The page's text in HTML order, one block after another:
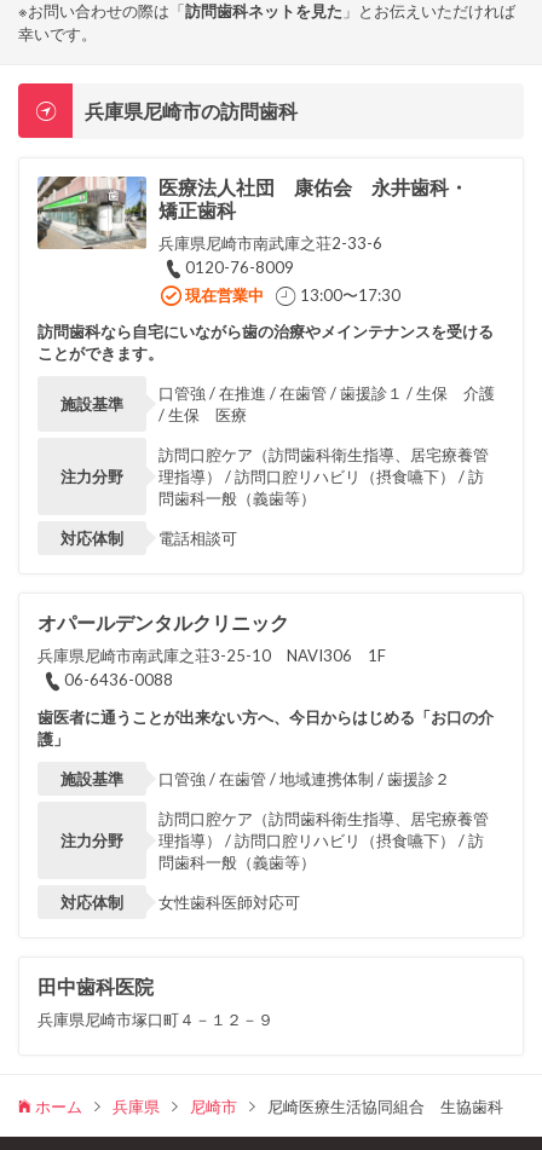
※お問い合わせの際は「訪問歯科ネットを見た 」とお伝えいただければ
幸いです。
兵庫県尼崎市の訪問歯科
医療法人社団 康佑会 永井歯科・
矯正歯科
兵庫県尼崎市南武庫之荘2-33-6
0120-76-8009
現在営業中
13:00〜17:30
訪問歯科なら自宅にいながら歯の治療やメインテナンスを受ける
ことができます。
施設基準
口管強 / 在推進 / 在歯管 / 歯援診１ / 生保 介護
/ 生保 医療
注力分野
訪問口腔ケア（訪問歯科衛生指導、居宅療養管
理指導） / 訪問口腔リハビリ（摂食嚥下） / 訪
問歯科一般（義歯等）
対応体制 電話相談可
オパールデンタルクリニック
兵庫県尼崎市南武庫之荘3-25-10 NAVI306 1F
06-6436-0088
歯医者に通うことが出来ない方へ、今日からはじめる「お口の介
護」
施設基準 口管強 / 在歯管 / 地域連携体制 / 歯援診２
注力分野
訪問口腔ケア（訪問歯科衛生指導、居宅療養管
理指導） / 訪問口腔リハビリ（摂食嚥下） / 訪
問歯科一般（義歯等）
対応体制 女性歯科医師対応可
田中歯科医院
兵庫県尼崎市塚口町４－１２－９
ホーム 兵庫県 尼崎市 尼崎医療生活協同組合 生協歯科